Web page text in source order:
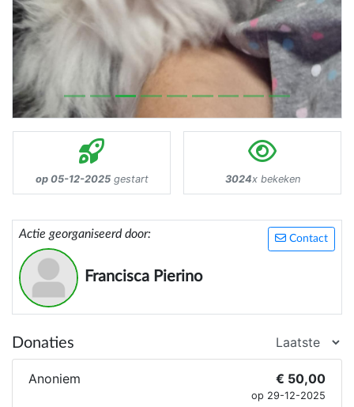
op 05-12-2025gestart 3024x bekeken
Contact
Actie georganiseerd door:
Francisca Pierino
Donaties
Anoniem € 50,00
op 29-12-2025